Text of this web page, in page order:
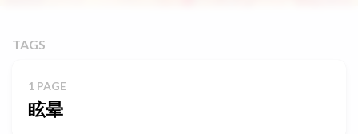
TAGS
1 PAGE
眩晕